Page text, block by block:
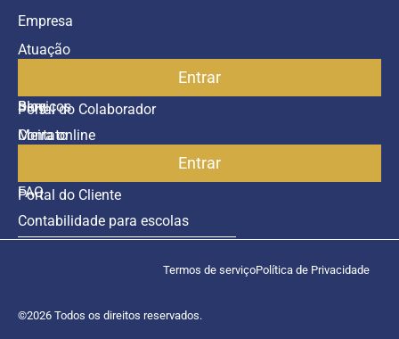
Empresa
Atuação
Blog
Contato
Portal do Colaborador
Entrar
Serviços
Meira online
FAQ
Contabilidade para escolas
Portal do Cliente
Entrar
©2026 Todos os direitos reservados.
Termos de serviçoPolítica de Privacidade